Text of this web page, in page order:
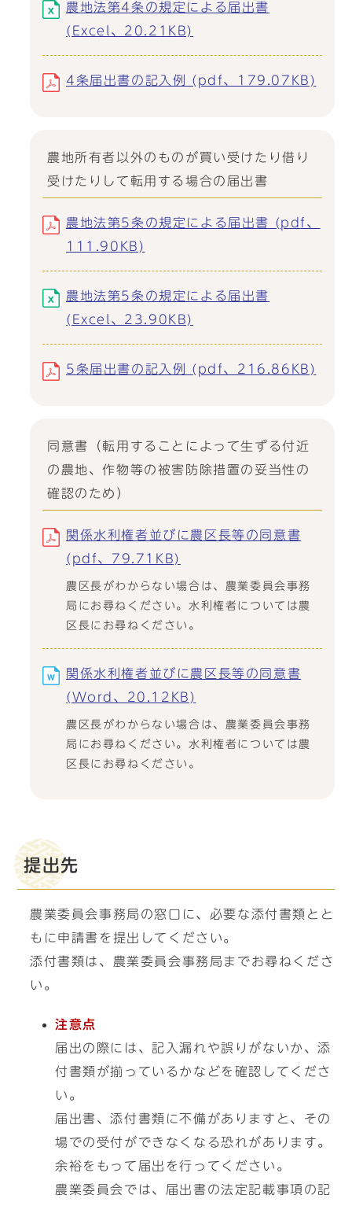
農地法第4条の規定による届出書
(Excel、20.21KB)
4条届出書の記入例 (pdf、179.07KB)
農地所有者以外のものが買い受けたり借り
受けたりして転用する場合の届出書
農地法第5条の規定による届出書 (pdf、
111.90KB)
農地法第5条の規定による届出書
(Excel、23.90KB)
5条届出書の記入例 (pdf、216.86KB)
同意書（転用することによって生ずる付近
の農地、作物等の被害防除措置の妥当性の
確認のため）
関係水利権者並びに農区長等の同意書
(pdf、79.71KB)
農区長がわからない場合は、農業委員会事務
局にお尋ねください。水利権者については農
区長にお尋ねください。
関係水利権者並びに農区長等の同意書
(Word、20.12KB)
農区長がわからない場合は、農業委員会事務
局にお尋ねください。水利権者については農
区長にお尋ねください。
提出先
農業委員会事務局の窓口に、必要な添付書類とと
もに申請書を提出してください。
添付書類は、農業委員会事務局までお尋ねくださ
い。
注意点
届出の際には、記入漏れや誤りがないか、添
付書類が揃っているかなどを確認してくださ
い。
届出書、添付書類に不備がありますと、その
場での受付ができなくなる恐れがあります。
余裕をもって届出を行ってください。
農業委員会では、届出書の法定記載事項の記